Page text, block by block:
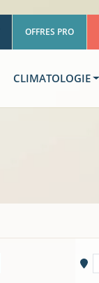
OFFRES PRO
CLIMATOLOGIE